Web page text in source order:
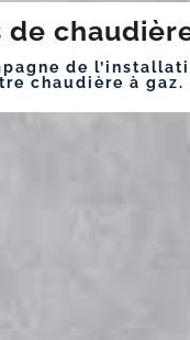
de
chaudière à gaz.